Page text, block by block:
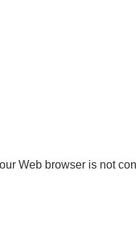
Web browser is not